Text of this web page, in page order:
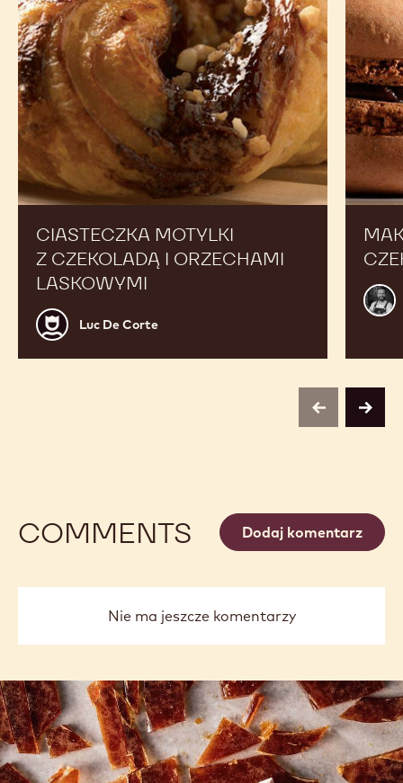
CIASTECZKA MOTYLKI
Z CZEKOLADĄ I ORZECHAMI
LASKOWYMI
Luc
De
Corte
Luc De Corte
previousnext
COMMENTS Dodaj komentarz
Nie ma jeszcze komentarzy